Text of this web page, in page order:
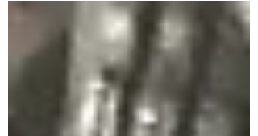
remercie. 本日のプレゼント🎁: 可愛いスヌ
ーピーの箱に入ったフィナンシェ、フランス
の洋菓子店「アンリ・シャルパンティエ」の
日本のお土産です。 どうもありがとうござ
います。 #プレゼント #cadeau #ありが
とう #merci #francais #フランス語
#profjessica #patisserie